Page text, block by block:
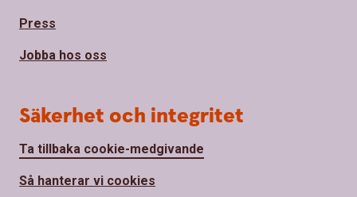
Press
Jobba hos oss
Säkerhet och integritet
Ta tillbaka cookie-medgivande
Så hanterar vi cookies